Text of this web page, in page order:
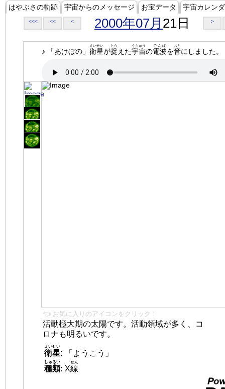
はやぶさの軌跡 宇宙からのメッセージ お宝データ 宇宙カレン
<<< << < 2000年07月 21日 >
♪ 「あけぼの」 衛星
えいせい
が捉
とら
えた宇宙
うちゅう
の電波
でんぱ
を音
おと
にしました。
👈 お気に入りのアイコンをクリック！
活動極大期の太陽です。活動領域が多く、コ
ロナも明るいです。
衛星
えいせい
:
「ようこう」
種類
しゅるい
: X線
せん